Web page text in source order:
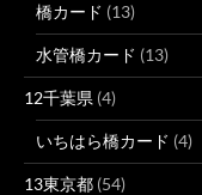
橋カード (13)
水管橋カード (13)
12千葉県 (4)
いちはら橋カード (4)
13東京都 (54)